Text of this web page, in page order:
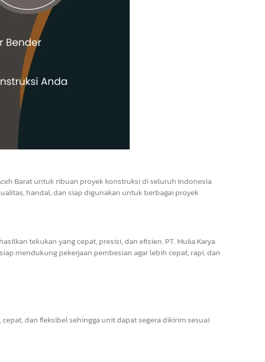
Barat untuk ribuan proyek konstruksi di seluruh Indonesia
handal, dan siap digunakan untuk berbagai proyek
tekukan yang cepat, presisi, dan efisien. PT. Mulia Karya
mendukung pekerjaan pembesian agar lebih cepat, rapi, dan
dan fleksibel sehingga unit dapat segera dikirim sesuai